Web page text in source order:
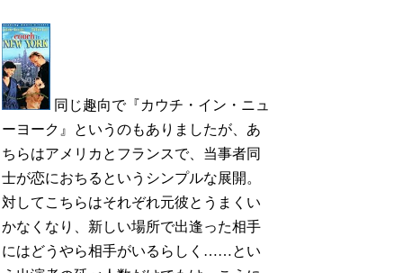
同じ趣向で『カウチ・イン・ニュ
ーヨーク』というのもありましたが、あ
ちらはアメリカとフランスで、当事者同
士が恋におちるというシンプルな展開。
対してこちらはそれぞれ元彼とうまくい
かなくなり、新しい場所で出逢った相手
にはどうやら相手がいるらしく……とい